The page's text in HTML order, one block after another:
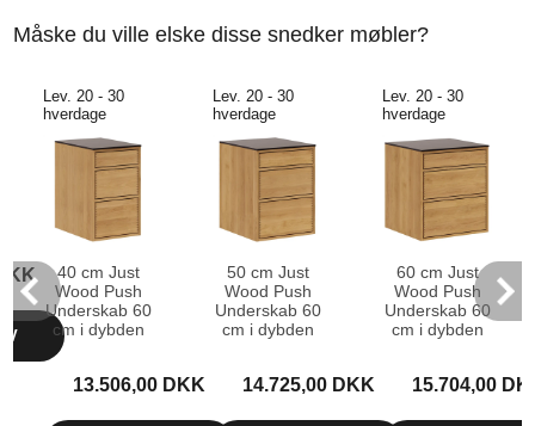
Måske du ville elske disse snedker møbler?
Lev. 20 - 30
hverdage
40 cm Just
Wood Push
Underskab 60
cm i dybden
13.506,00 DKK
Lev. 20 - 30
hverdage
50 cm Just
Wood Push
Underskab 60
cm i dybden
14.725,00 DKK
Lev. 20 - 30
hverdage
60 cm Just
Wood Push
Underskab 60
cm i dybden
15.704,00